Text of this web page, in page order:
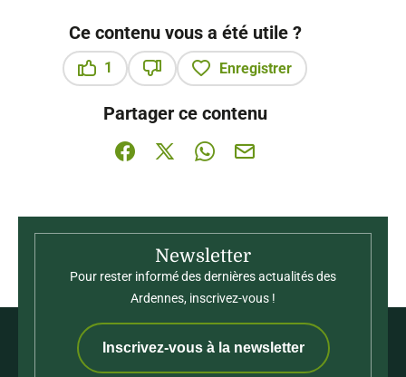
Ce contenu vous a été utile ?
1
Enregistrer
Partager ce contenu
Partager sur Facebook (nouvelle fenêtre)
Partager sur X / Twitter (nouvelle
Partager sur WhatsApp
Partager par mail
Newsletter
Pour rester informé des dernières actualités des
Ardennes, inscrivez-vous !
Inscrivez-vous à la newsletter